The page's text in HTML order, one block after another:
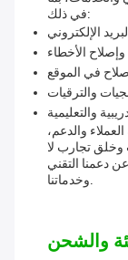
في ذلك:
الإلكتروني
الأخطاء
في الموقع
والترقيات
والتعليمية
والدعم،
وخلق تجارب لا
دعمنا التقني
وخدماتنا.